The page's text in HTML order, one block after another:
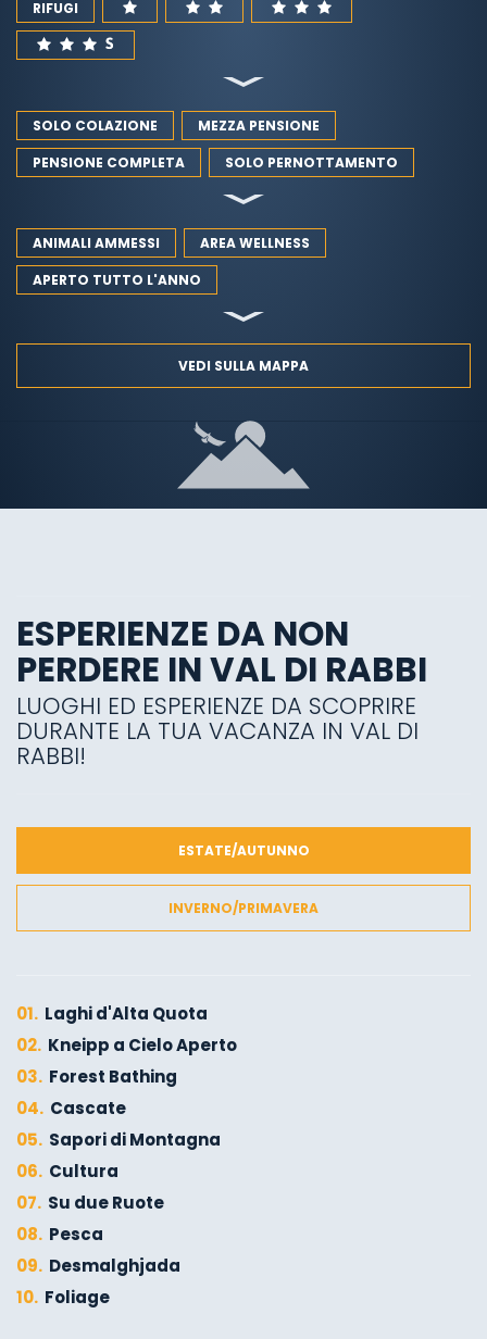
RIFUGI
SOLO COLAZIONE
MEZZA PENSIONE
PENSIONE COMPLETA
SOLO PERNOTTAMENTO
ANIMALI AMMESSI
AREA WELLNESS
APERTO TUTTO L'ANNO
VEDI SULLA MAPPA
ESPERIENZE DA NON
PERDERE IN VAL DI RABBI
LUOGHI ED ESPERIENZE DA SCOPRIRE
DURANTE LA TUA VACANZA IN VAL DI
RABBI!
ESTATE/AUTUNNO
INVERNO/PRIMAVERA
01. Laghi d'Alta Quota
02. Kneipp a Cielo Aperto
03. Forest Bathing
04. Cascate
05. Sapori di Montagna
06. Cultura
07. Su due Ruote
08. Pesca
09. Desmalghjada
10. Foliage